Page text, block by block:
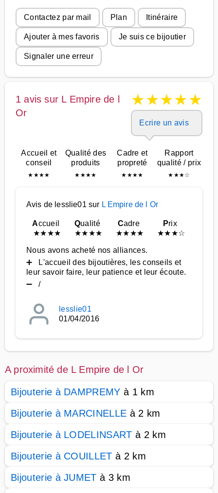
Contactez par mail Plan Itinéraire
Ajouter à mes favoris Je suis ce bijoutier
Signaler une erreur
1 avis sur L Empire de l
Or
★★★★★
Ecrire un avis
Accueil et
conseil
★ ★★★
Qualité des
produits
★ ★★★
Cadre et
propreté
★ ★★★
Rapport
qualité / prix
★ ★★☆
Avis de lesslie01 sur L Empire de l Or
Accueil
★★★★
Qualité
★★★★
Cadre
★★★★
Prix
★★★☆
Nous avons acheté nos alliances.
➕ L'accueil des bijoutières, les conseils et
leur savoir faire, leur patience et leur écoute.
➖ /
lesslie01
01/04/2016
A proximité de L Empire de l Or
Bijouterie à DAMPREMY à 1 km
Bijouterie à MARCINELLE à 2 km
Bijouterie à LODELINSART à 2 km
Bijouterie à COUILLET à 2 km
Bijouterie à JUMET à 3 km